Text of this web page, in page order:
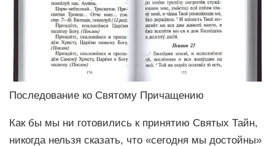
Последование ко Святому Причащению
Как бы мы ни готовились к принятию Святых Тайн,
никогда нельзя сказать, что «сегодня мы достойны»